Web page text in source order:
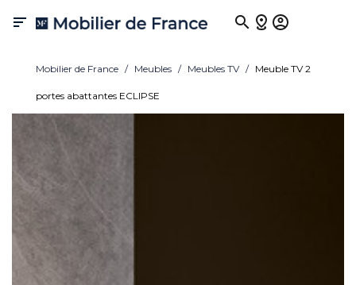

Mobilier de France Meubles Meubles TV Meuble TV 2
portes abattantes ECLIPSE